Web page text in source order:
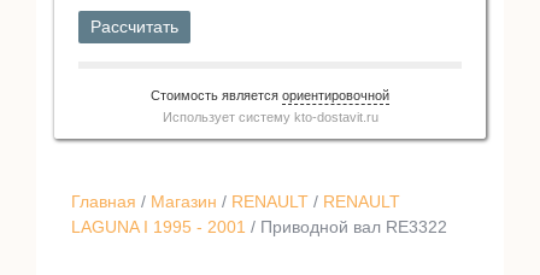
Главная / Магазин / RENAULT / RENAULT
LAGUNA I 1995 - 2001 / Приводной вал RE3322
Рассчитать
Стоимость является ориентировочной
Использует систему kto-dostavit.ru